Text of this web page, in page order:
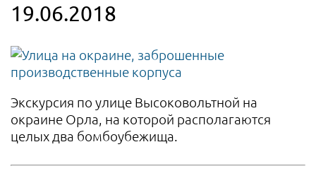
19.06.2018
Экскурсия по улице Высоковольтной на
окраине Орла, на которой располагаются
целых два бомбоубежища.